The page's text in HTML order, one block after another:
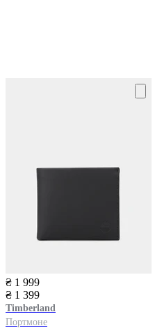
₴ 1 999
₴ 1 399
Timberland
Портмоне